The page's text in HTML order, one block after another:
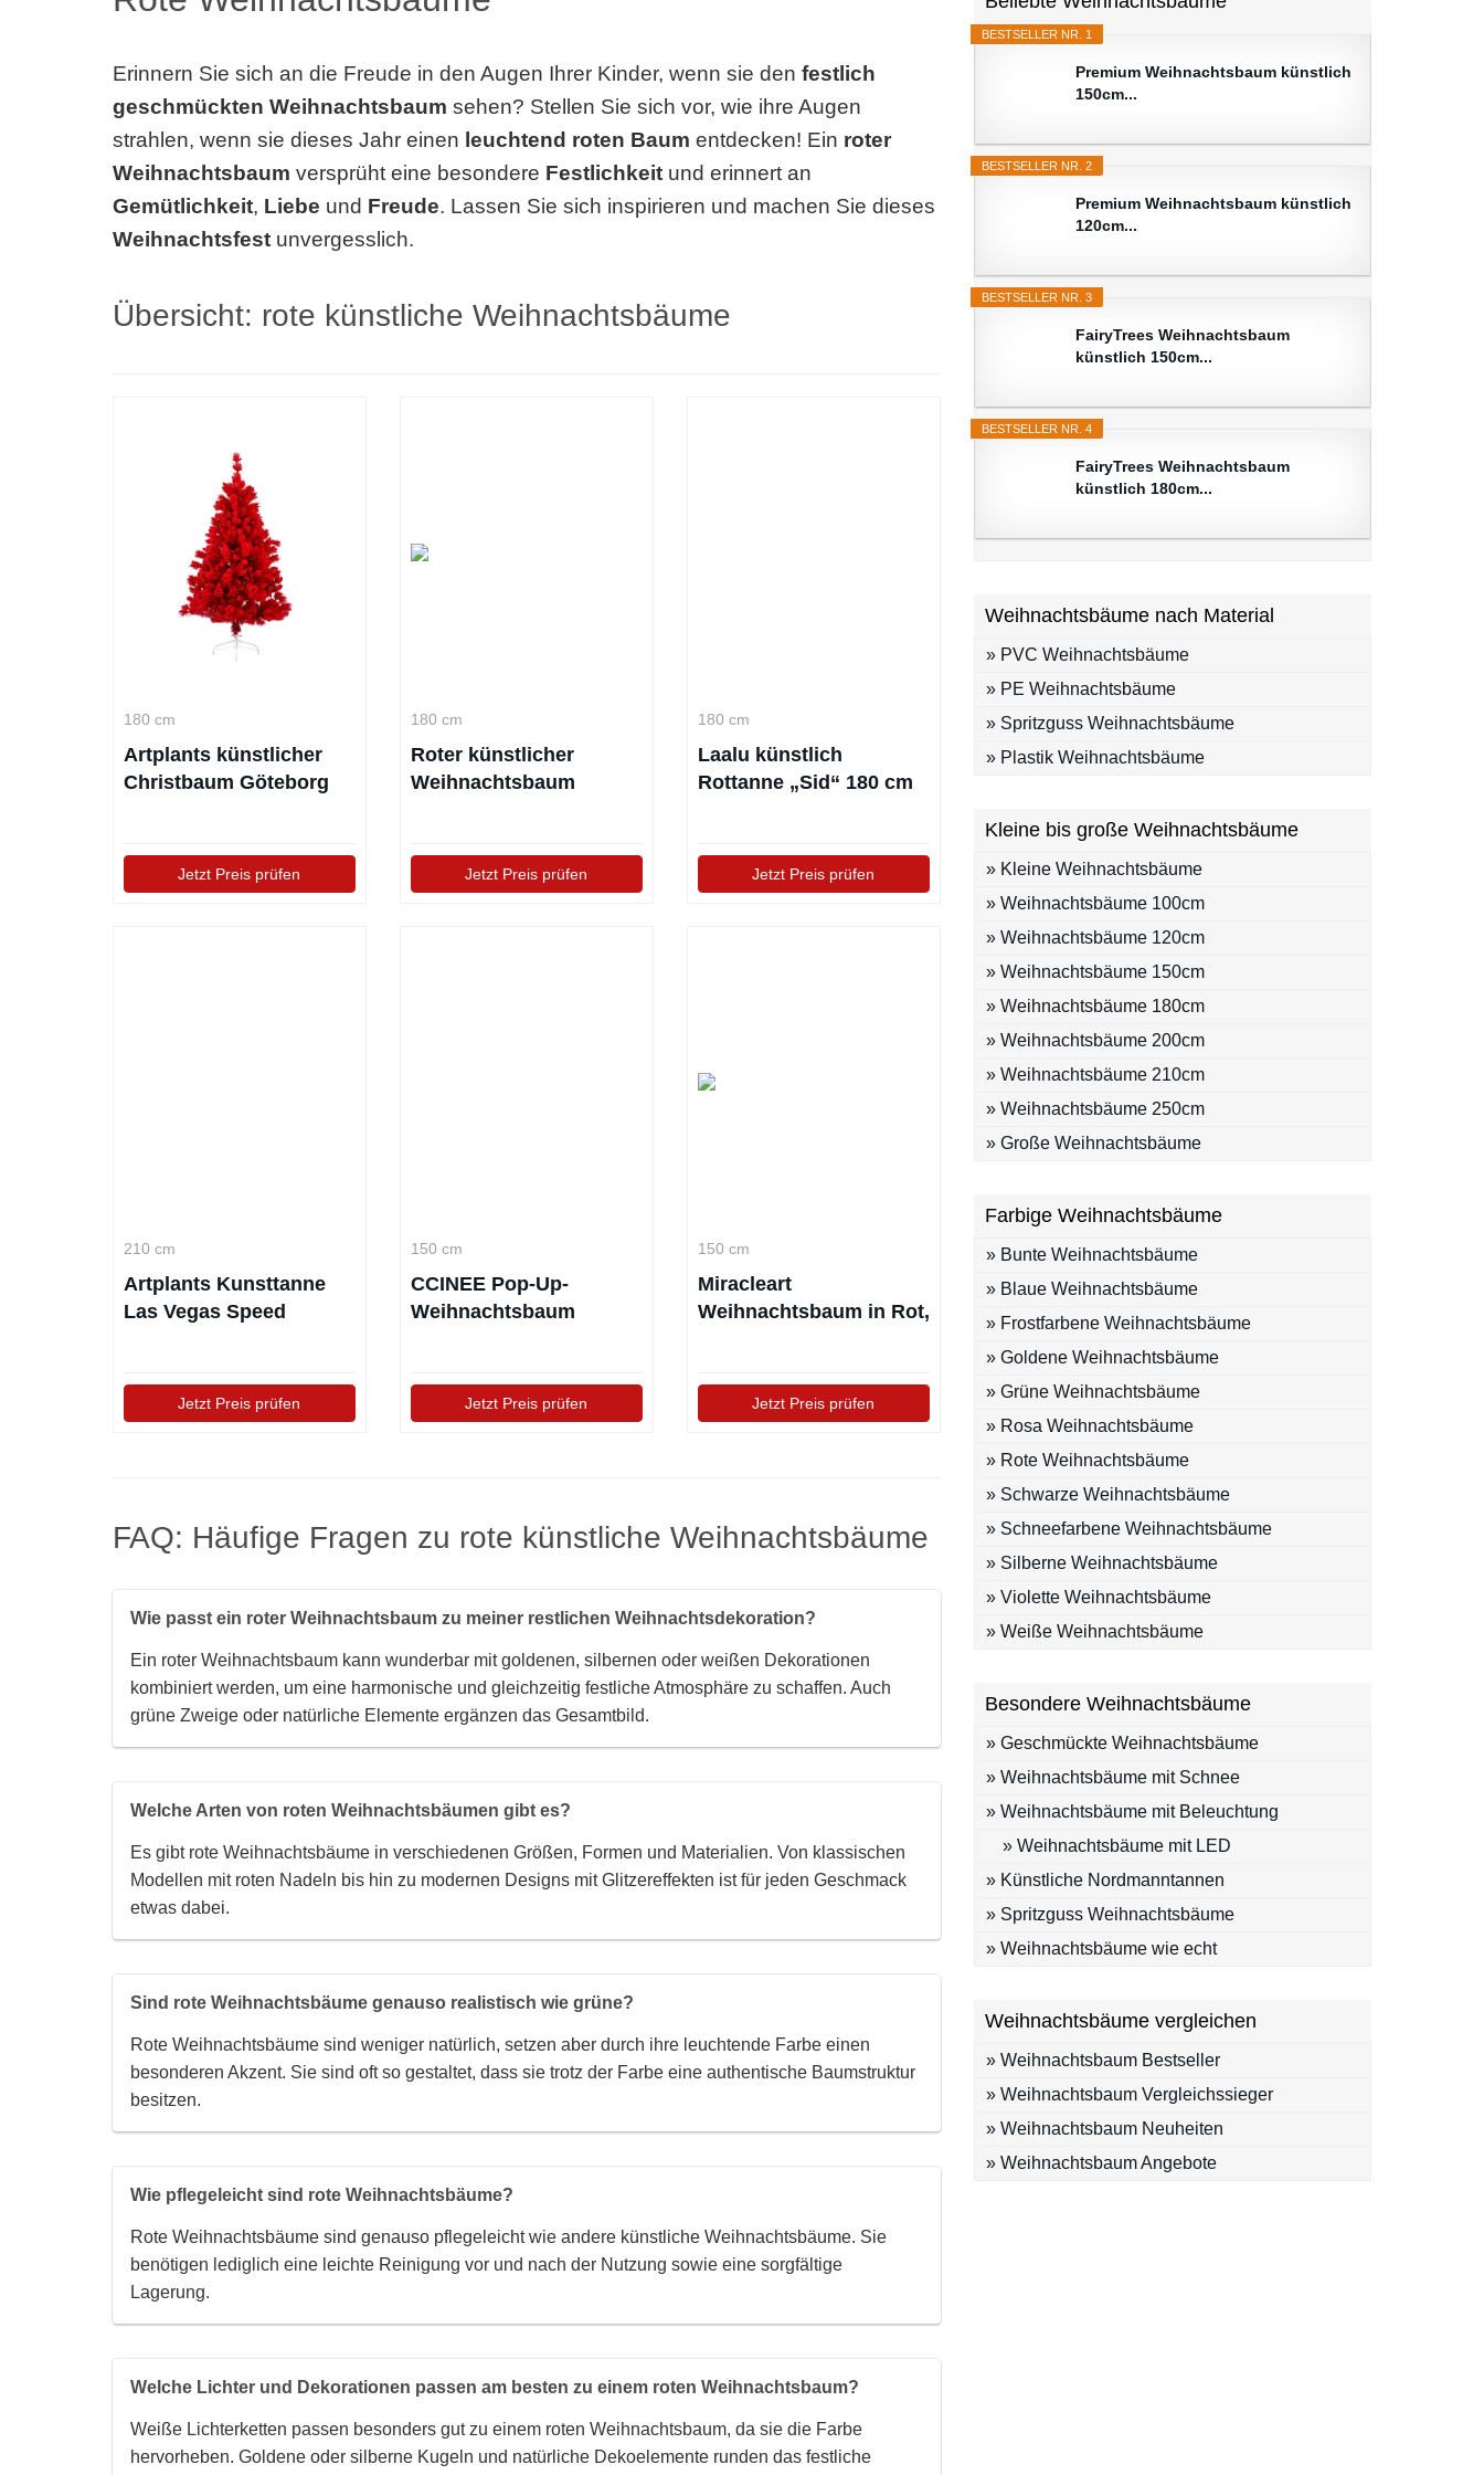
Erinnern Sie sich an die Freude in den Augen Ihrer Kinder, wenn sie den festlich
geschmückten Weihnachtsbaum sehen? Stellen Sie sich vor, wie ihre Augen
strahlen, wenn sie dieses Jahr einen leuchtend roten Baum entdecken! Ein roter
Weihnachtsbaum versprüht eine besondere Festlichkeit und erinnert an
Gemütlichkeit, Liebe und Freude. Lassen Sie sich inspirieren und machen Sie dieses
Weihnachtsfest unvergesslich.
Übersicht: rote künstliche Weihnachtsbäume
180 cm
Artplants künstlicher
Christbaum Göteborg
Jetzt Preis prüfen
180 cm
Roter künstlicher
Weihnachtsbaum
Jetzt Preis prüfen
180 cm
Laalu künstlich
Rottanne „Sid“ 180 cm
Jetzt Preis prüfen
210 cm
Artplants Kunsttanne
Las Vegas Speed
Jetzt Preis prüfen
150 cm
CCINEE Pop-Up-
Weihnachtsbaum
Jetzt Preis prüfen
150 cm
Miracleart
Weihnachtsbaum in Rot,
Jetzt Preis prüfen
FAQ: Häufige Fragen zu rote künstliche Weihnachtsbäume
Wie passt ein roter Weihnachtsbaum zu meiner restlichen Weihnachtsdekoration?
Ein roter Weihnachtsbaum kann wunderbar mit goldenen, silbernen oder weißen Dekorationen
kombiniert werden, um eine harmonische und gleichzeitig festliche Atmosphäre zu schaffen. Auch
grüne Zweige oder natürliche Elemente ergänzen das Gesamtbild.
Welche Arten von roten Weihnachtsbäumen gibt es?
Es gibt rote Weihnachtsbäume in verschiedenen Größen, Formen und Materialien. Von klassischen
Modellen mit roten Nadeln bis hin zu modernen Designs mit Glitzereffekten ist für jeden Geschmack
etwas dabei.
Sind rote Weihnachtsbäume genauso realistisch wie grüne?
Rote Weihnachtsbäume sind weniger natürlich, setzen aber durch ihre leuchtende Farbe einen
besonderen Akzent. Sie sind oft so gestaltet, dass sie trotz der Farbe eine authentische Baumstruktur
besitzen.
Wie pflegeleicht sind rote Weihnachtsbäume?
Rote Weihnachtsbäume sind genauso pflegeleicht wie andere künstliche Weihnachtsbäume. Sie
benötigen lediglich eine leichte Reinigung vor und nach der Nutzung sowie eine sorgfältige
Lagerung.
Welche Lichter und Dekorationen passen am besten zu einem roten Weihnachtsbaum?
Weiße Lichterketten passen besonders gut zu einem roten Weihnachtsbaum, da sie die Farbe
hervorheben. Goldene oder silberne Kugeln und natürliche Dekoelemente runden das festliche
BESTSELLER NR. 1
Premium Weihnachtsbaum künstlich
150cm...
BESTSELLER NR. 2
Premium Weihnachtsbaum künstlich
120cm...
BESTSELLER NR. 3
FairyTrees Weihnachtsbaum
künstlich 150cm...
BESTSELLER NR. 4
FairyTrees Weihnachtsbaum
künstlich 180cm...
Weihnachtsbäume nach Material
» PVC Weihnachtsbäume
» PE Weihnachtsbäume
» Spritzguss Weihnachtsbäume
» Plastik Weihnachtsbäume
Kleine bis große Weihnachtsbäume
» Kleine Weihnachtsbäume
» Weihnachtsbäume 100cm
» Weihnachtsbäume 120cm
» Weihnachtsbäume 150cm
» Weihnachtsbäume 180cm
» Weihnachtsbäume 200cm
» Weihnachtsbäume 210cm
» Weihnachtsbäume 250cm
» Große Weihnachtsbäume
Farbige Weihnachtsbäume
» Bunte Weihnachtsbäume
» Blaue Weihnachtsbäume
» Frostfarbene Weihnachtsbäume
» Goldene Weihnachtsbäume
» Grüne Weihnachtsbäume
» Rosa Weihnachtsbäume
» Rote Weihnachtsbäume
» Schwarze Weihnachtsbäume
» Schneefarbene Weihnachtsbäume
» Silberne Weihnachtsbäume
» Violette Weihnachtsbäume
» Weiße Weihnachtsbäume
Besondere Weihnachtsbäume
» Geschmückte Weihnachtsbäume
» Weihnachtsbäume mit Schnee
» Weihnachtsbäume mit Beleuchtung
» Weihnachtsbäume mit LED
» Künstliche Nordmanntannen
» Spritzguss Weihnachtsbäume
» Weihnachtsbäume wie echt
Weihnachtsbäume vergleichen
» Weihnachtsbaum Bestseller
» Weihnachtsbaum Vergleichssieger
» Weihnachtsbaum Neuheiten
» Weihnachtsbaum Angebote